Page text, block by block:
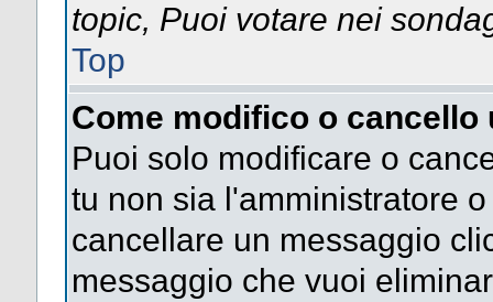
topic, Puoi votare nei
Top
Come modifico o cancello
Puoi solo modificare o
tu non sia l'amministratore
cancellare un messaggio
messaggio che vuoi